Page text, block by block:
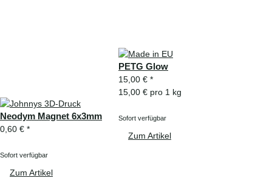
Neodym Magnet 6x3mm
0,60 € *
Sofort verfügbar
Zum Artikel
PETG Glow
15,00 € *
15,00 € pro 1 kg
Sofort verfügbar
Zum Artikel